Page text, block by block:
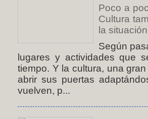
Poco a
Cultura
la
Según
lugares y actividades que
tiempo. Y la cultura, una
abrir sus puertas
vuelven, p...